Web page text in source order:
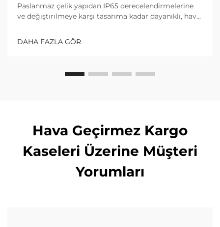
Paslanmaz çelik yapıdan IP65 derecelendirmelerine
ve değiştirilmeye karşı tasarıma kadar dayanıklı, hava
özelliklerini keşfedin. Uzun vadeli güvenlik ve
güvenilirliği sağlayın. Daha fazla bilgi edinin.
DAHA FAZLA GÖR
Hava Geçirmez Kargo
Kaseleri Üzerine Müşteri
Yorumları